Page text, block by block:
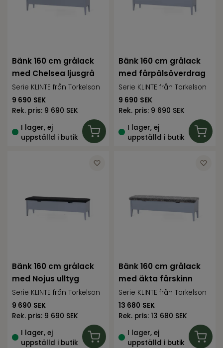
Bänk 160 cm grålack
med Chelsea ljusgrå
Serie KLINTE från Torkelson
9 690 SEK
Rek. pris: 9 690 SEK
I lager, ej
uppställd i butik
Bänk 160 cm grålack
med fårpälsöverdrag
Serie KLINTE från Torkelson
9 690 SEK
Rek. pris: 9 690 SEK
I lager, ej
uppställd i butik
Bänk 160 cm grålack
med Nojus ulltyg
Serie KLINTE från Torkelson
9 690 SEK
Rek. pris: 9 690 SEK
I lager, ej
uppställd i butik
Bänk 160 cm grålack
med äkta fårskinn
Serie KLINTE från Torkelson
13 680 SEK
Rek. pris: 13 680 SEK
I lager, ej
uppställd i butik